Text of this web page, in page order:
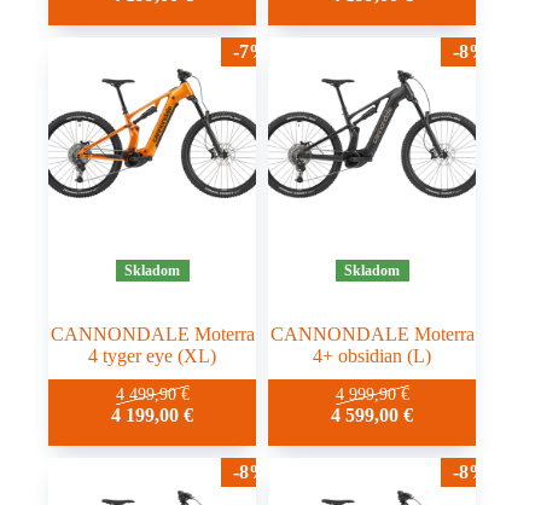
-7%
Skladom
CANNONDALE Moterra
4 tyger eye (XL)
4 499,90€
4 199,00€
-8%
Skladom
CANNONDALE Moterra
4+ obsidian (L)
4 999,90€
4 599,00€
-8% -8%